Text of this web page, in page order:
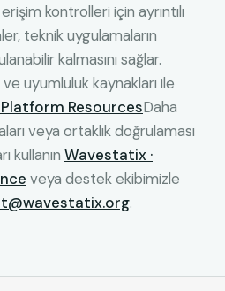
kontrolleri için ayrıntılı
teknik uygulamaların
kalmasını sağlar.
uyumluluk kaynakları ile
ResourcesDaha
veya ortaklık doğrulaması
kullanın Wavestatix ·
veya destek ekibimizle
.